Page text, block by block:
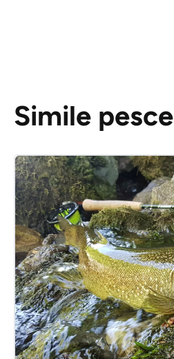
Simile pesce